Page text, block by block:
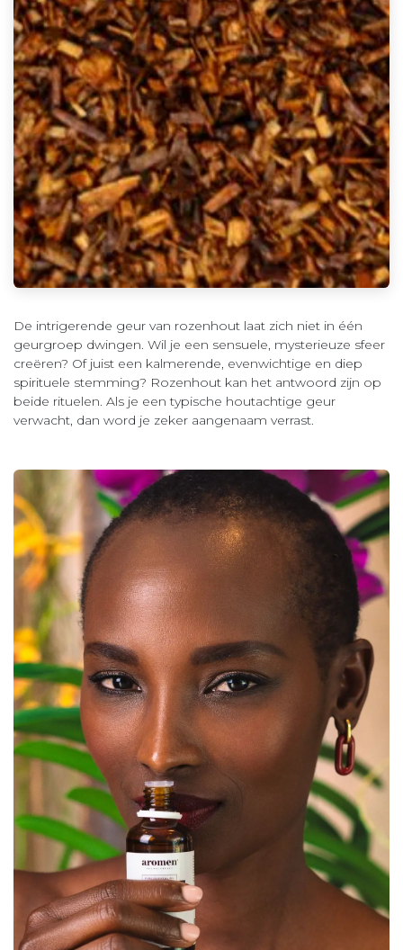
De intrigerende geur van rozenhout laat zich niet in één
geurgroep dwingen. Wil je een sensuele, mysterieuze sfeer
creëren? Of juist een kalmerende, evenwichtige en diep
spirituele stemming? Rozenhout kan het antwoord zijn op
beide rituelen. Als je een typische houtachtige geur
verwacht, dan word je zeker aangenaam verrast.